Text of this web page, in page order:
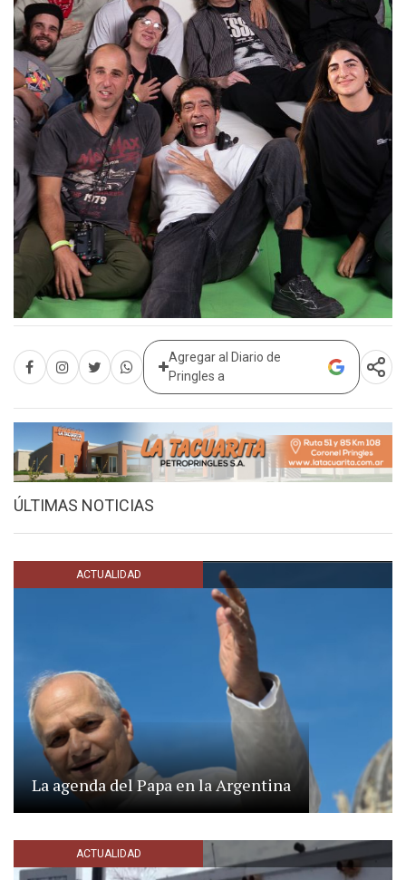
Agregar al Diario de
Pringles a
ÚLTIMAS NOTICIAS
ACTUALIDAD
La agenda del Papa en la Argentina
ACTUALIDAD